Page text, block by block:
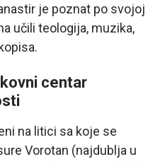
je poznat po svojoj
učili teologija, muzika,
centar
na litici sa koje se
Vorotan (najdublja u